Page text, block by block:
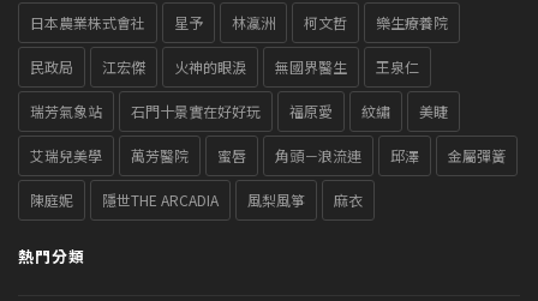
日本農業株式會社 星予 林瀛洲 柯文哲 樂生療養院
民政局 江宏傑 火神的眼淚 無國界醫生 王泉仁
瑞芳氣象站 石門十景實在好好玩 福原愛 紋繡 美睫
艾瑞兒美學 萬芳醫院 蜜唇 角頭－浪流連 邱澤 金屬彈簧
陳庭妮 隱世THE ARCADIA 風梨風箏 麻衣
熱門分類